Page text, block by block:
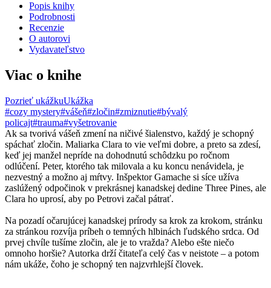
Popis knihy
Podrobnosti
Recenzie
O autorovi
Vydavateľstvo
Viac o knihe
Pozrieť ukážkuUkážka
#cozy mystery#vášeň#zločin#zmiznutie#bývalý
policajt#trauma#vyšetrovanie
Ak sa tvorivá vášeň zmení na ničivé šialenstvo, každý je schopný
spáchať zločin. Maliarka Clara to vie veľmi dobre, a preto sa zdesí,
keď jej manžel nepríde na dohodnutú schôdzku po ročnom
odlúčení. Peter, ktorého tak milovala a ku koncu nenávidela, je
nezvestný a možno aj mŕtvy. Inšpektor Gamache si síce užíva
zaslúžený odpočinok v prekrásnej kanadskej dedine Three Pines, ale
Clara ho uprosí, aby po Petrovi začal pátrať.
Na pozadí očarujúcej kanadskej prírody sa krok za krokom, stránku
za stránkou rozvíja príbeh o temných hlbinách ľudského srdca. Od
prvej chvíle tušíme zločin, ale je to vražda? Alebo ešte niečo
omnoho horšie? Autorka drží čitateľa celý čas v neistote – a potom
nám ukáže, čoho je schopný ten najzvrhlejší človek.